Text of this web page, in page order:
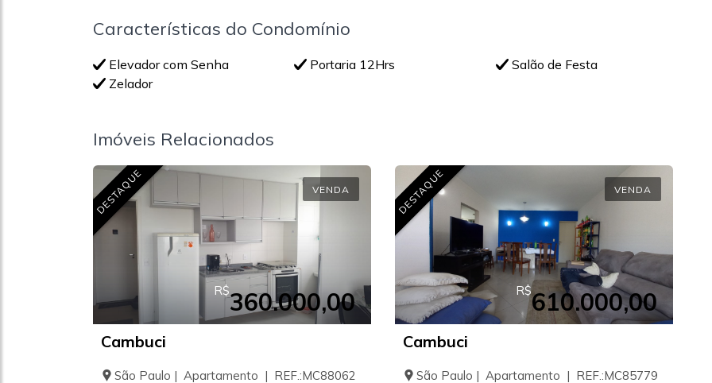
Características do Condomínio
Elevador com Senha Portaria 12Hrs
Salão de Festa
Zelador
Imóveis Relacionados
DESTAQUE VENDA
R$360.000,00
Cambuci
São Paulo | Apartamento | REF.:MC88062
DESTAQUE VENDA
R$610.000,00
Cambuci
São Paulo | Apartamento | REF.:MC85779